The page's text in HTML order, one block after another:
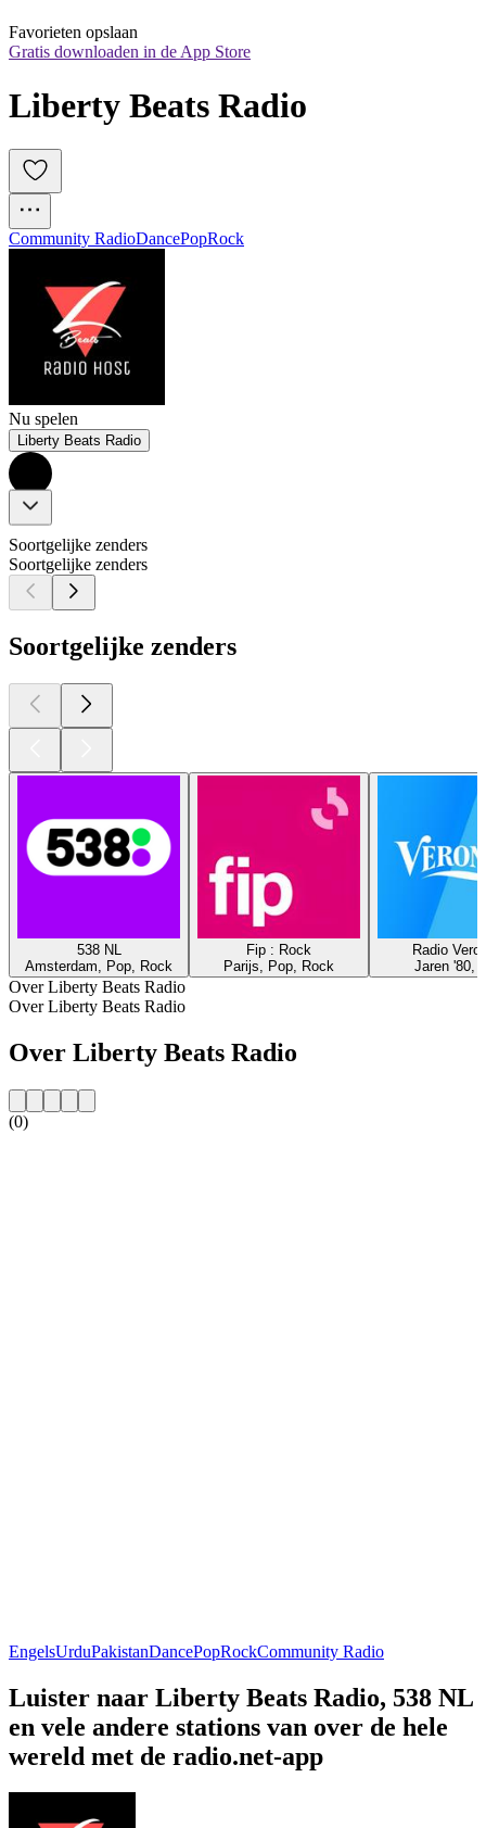
Favorieten opslaan
Gratis downloaden in de App Store
Liberty Beats Radio
Community RadioDancePopRock
Nu spelen
Liberty Beats Radio
Soortgelijke zenders
Soortgelijke zenders
Soortgelijke zenders
538 NL
Amsterdam, Pop, Rock
Fip : Rock
Parijs, Pop, Rock
Radio
Jaren '80,
Over Liberty Beats Radio
Over Liberty Beats Radio
Over Liberty Beats Radio
(0)
EngelsUrduPakistanDancePopRockCommunity Radio
Luister naar Liberty Beats Radio, 538 NL
en vele andere stations van over de hele
wereld met de radio.net-app